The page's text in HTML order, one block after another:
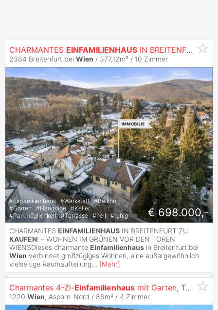
CHARMANTES EINFAMILIENHAUS IN BREITENFURT ZU
2384 Breitenfurt bei Wien / 377,12m² / 10 Zimmer
#Einfamilienhaus #Werkstatt #Balkon
#Garten #Hanglage #Keller
#Parkmöglichkeit #Terrasse #hell #ruhig € 698.000,-
CHARMANTES EINFAMILIENHAUS IN BREITENFURT ZU
KAUFEN! – WOHNEN IM GRÜNEN VOR DEN TOREN
WIENSDieses charmante Einfamilienhaus in Breitenfurt bei
Wien verbindet großzügiges Wohnen, eine außergewöhnlich
vielseitige Raumaufteilung... [Mehr]
Charmantes 4-Zi-Einfamilienhaus mit Garten, Terrasse & Stellplatz in 1220
1220 Wien, Aspern-Nord / 86m² / 4 Zimmer